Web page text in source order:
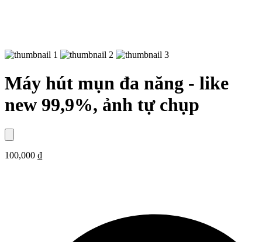
Máy hút mụn đa năng - like
new 99,9%, ảnh tự chụp
100,000 ₫